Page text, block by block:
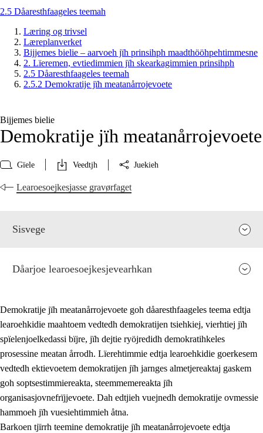
2.5 Dåaresthfaageles teemah
Læring og trivsel
Læreplanverket
Bijjemes bielie – aarvoeh jïh prinsihph maadthööhpehtimmesne
2. Lïeremen, evtiedimmien jïh skearkagimmien prinsihph
2.5 Dåaresthfaageles teemah
2.5.2 Demokratije jïh meatanårrojevoete
Bijjemes bielie
Demokratije jïh meatanårrojevoete
Gïele Veedtjh Juekieh
Learoesoejkesjasse gravørfaget
Sisvege
2. Lïeremen, evtiedimmien jïh skearkagimmien prinsihph
Dåarjoe learoesoejkesjevearhkan
Demokratije jïh meatanårrojevoete goh dåaresthfaageles teema edtja
learoehkidie maahtoem vedtedh demokratijen tsiehkiej, vierhtiej jïh
spïelenjoelkedassi bïjre, jïh dejtie ryöjredidh demokratihkeles
prosessine meatan årrodh. Lïerehtimmie edtja learoehkidie goerkesem
vedtedh ektievoetem demokratijen jïh jarnges almetjereaktaj gaskem
goh soptsestimmiereakta, steemmemereakta jïh
organisasjovnefrïjjevoete. Dah edtjieh vuejnedh demokratije ovmessie
hammoeh jïh vuesiehtimmieh åtna.
Barkoen tjïrrh teemine demokratije jïh meatanårrojevoete edtja